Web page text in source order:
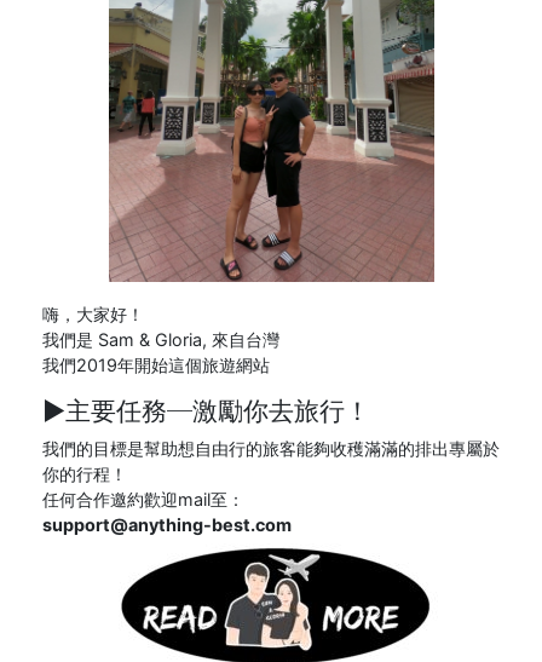
嗨，大家好！
我們是 Sam & Gloria, 來自台灣
我們2019年開始這個旅遊網站
►主要任務─激勵你去旅行！
我們的目標是幫助想自由行的旅客能夠收穫滿滿的排出專屬於
你的行程！
任何合作邀約歡迎mail至：
support@anything-best.com